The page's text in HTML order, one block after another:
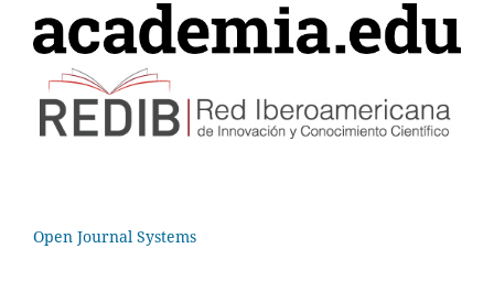
Open Journal Systems